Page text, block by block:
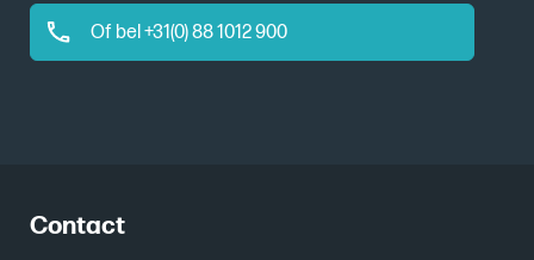
Of bel +31(0) 88 1012 900
Contact